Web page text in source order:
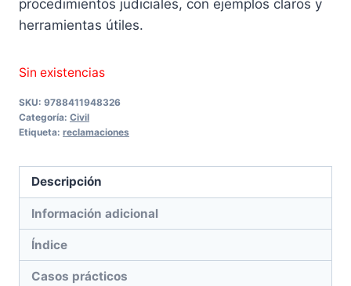
procedimientos judiciales, con ejemplos claros y
herramientas útiles.
Sin existencias
SKU: 9788411948326
Categoría: Civil
Etiqueta: reclamaciones
Descripción
Información adicional
Índice
Casos prácticos